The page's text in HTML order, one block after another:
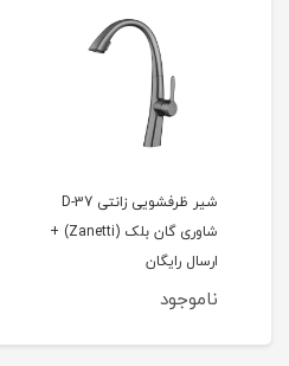
شیر ظرفشویی زانتی D-37
شاوری گان بلک (Zanetti) +
ارسال رایگان
ناموجود